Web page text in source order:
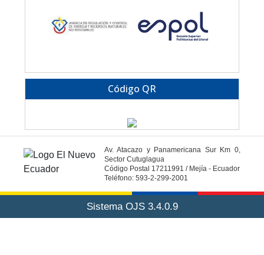
Código QR
Av. Atacazo y Panamericana Sur Km 0,
Sector Cutuglagua
Código Postal 17211991 / Mejía - Ecuador
Teléfono: 593-2-299-2001
Sistema OJS 3.4.0.9